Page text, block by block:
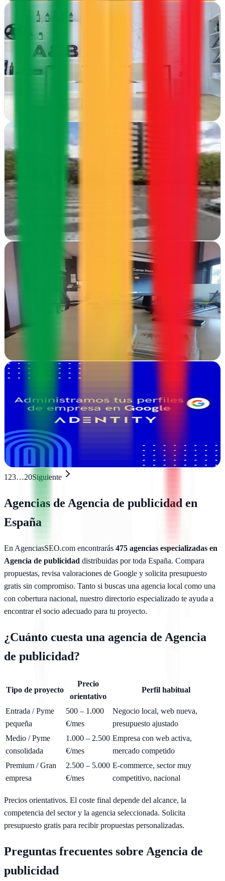
A&B Comunicación
Ribadavia, Ourense
En Ribadavia, A&B Comunicación transforma ideas en campañas
visuales impactantes con diseño gráfico y publicidad creativa de
calidad
Ver ficha
Acorn Digital Agency
L'Hospitalet de Llobregat, Barcelona
Acorn Digital transforma marcas en L'Hospitalet mediante
estrategias publicitarias innovadoras y resultados medibles para
negocios en crecimiento
Ver ficha completa
ADB Agencia - Agencia de Publicidad Digital
Huelva
En Huelva, ADB Agencia impulsa tu presencia online con
estrategias de publicidad digital, consultoría y campañas efectivas
para resultados medibles
Ver ficha
Adentity
Córdoba
Desde Córdoba, Adentity combina estrategia publicitaria con
consultoría de marketing para potenciar tu marca en digital
Ver ficha
1 23…20Siguiente
Agencias de Agencia de publicidad en
España
En AgenciasSEO.com encontrarás 475 agencias especializadas en
Agencia de publicidad distribuidas por toda España. Compara
propuestas, revisa valoraciones de Google y solicita presupuesto
gratis sin compromiso. Tanto si buscas una agencia local como una
con cobertura nacional, nuestro directorio especializado te ayuda a
encontrar el socio adecuado para tu proyecto.
¿Cuánto cuesta una agencia de Agencia
de publicidad?
Tipo de proyecto
Precio
orientativo
Perfil habitual
Entrada / Pyme
pequeña
500 – 1.000
€/mes
Negocio local, web nueva,
presupuesto ajustado
Medio / Pyme
consolidada
1.000 – 2.500
€/mes
Empresa con web activa,
mercado competido
Premium / Gran
empresa
2.500 – 5.000
€/mes
E-commerce, sector muy
competitivo, nacional
Precios orientativos. El coste final depende del alcance, la
competencia del sector y la agencia seleccionada. Solicita
presupuesto gratis para recibir propuestas personalizadas.
Preguntas frecuentes sobre Agencia de
publicidad